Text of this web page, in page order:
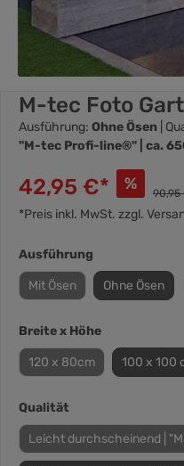
M-tec Foto
Ausführung: Ohne Ösen |
"M-tec Profi-line®" | ca.
42,95 €* % 90,95
*Preis inkl. MwSt. zzgl.
Ausführung
Mit Ösen Ohne Ösen
Breite x Höhe
120 x 80cm 100 x 100
Qualität
Leicht durchscheinend |